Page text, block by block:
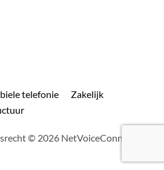
telefonie
Zakelijk
© 2026 NetVoiceConnect.com